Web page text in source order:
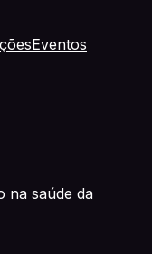
Eventos
na saúde da